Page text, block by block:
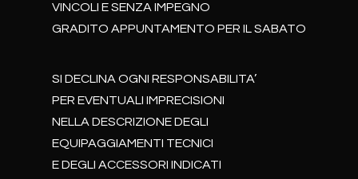
VINCOLI E SENZA IMPEGNO
GRADITO APPUNTAMENTO PER IL SABATO
SI DECLINA OGNI RESPONSABILITA’
PER EVENTUALI IMPRECISIONI
NELLA DESCRIZIONE DEGLI
EQUIPAGGIAMENTI TECNICI
E DEGLI ACCESSORI INDICATI